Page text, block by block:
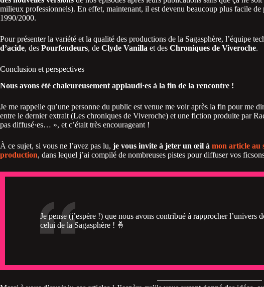
milieux professionnels). En effet, maintenant, il est devenu beaucoup plus facile de
1990/2000.
Pour présenter la variété et la qualité des productions de la Sagasphère, l’équipe
d’acide, des Pourfendeurs, de Clyde Vanilla et des Chroniques de Viveroche.
Conclusion et perspectives
Nous avons été chaleureusement applaudi·es à la fin de la rencontre !
Je me rappelle qu’une personne du public est venue me voir après la fin pour me
entre le dernier extrait (Les chroniques de Viveroche) et une fiction produite par
pas diffusé·es… », et c’était très encourageant !
À ce sujet, si vous ne l’avez pas lu, je vous invite à jeter un œil à mon article au
production, dans lequel j’ai compilé de nombreuses pistes pour diffuser vos
Je pense (j’espère !) que nous avons contribué à rapprocher l’univers
celui de la Sagasphère ! 🤞